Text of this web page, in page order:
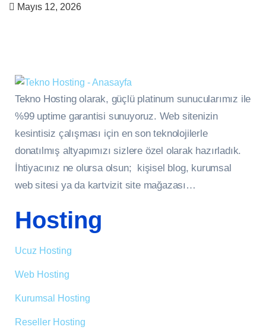
Mayıs 12, 2026
Tekno Hosting olarak, güçlü platinum sunucularımız ile
%99 uptime garantisi sunuyoruz. Web sitenizin
kesintisiz çalışması için en son teknolojilerle
donatılmış altyapımızı sizlere özel olarak hazırladık.
İhtiyacınız ne olursa olsun; kişisel blog, kurumsal
web sitesi ya da kartvizit site mağazası…
Hosting
Ucuz Hosting
Web Hosting
Kurumsal Hosting
Reseller Hosting